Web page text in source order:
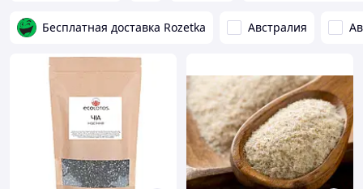
Бесплатная доставка Rozetka Австралия